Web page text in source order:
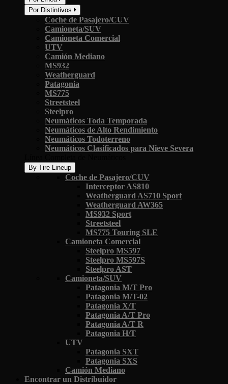
Por Distintivos
Coche de Pasajero/CUV
Camioneta/SUV
Camioneta Comercial
UTV
Camión Mediano
MS932
Weatherguard
Patagonia
MS775
Streetsteel
Steelpro
Neumáticos Toda Temporada
Neumáticos de Alto Rendimiento
Neumáticos Todoterreno
Neumáticos Clasificados para Nieve Severa
By Tire Lineup
Coche de Pasajero/CUV
Interceptor AS810
Weatherguard AS710 Sport
Weatherguard AW365
MS932 Sport
Streetsteel
MS775 Touring SLE
Camioneta Comercial
Steelpro MS597
Steelpro MS597S
Steelpro AST
Camioneta/SUV
Patagonia M/T Pro
Patagonia M/T-02
Patagonia X/T
Patagonia A/T Pro
Patagonia A/T R
Patagonia H/T
UTV
Patagonia SXT
Patagonia SXS
Camión Mediano
Encontrar un Distribuidor